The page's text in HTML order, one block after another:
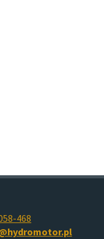
468